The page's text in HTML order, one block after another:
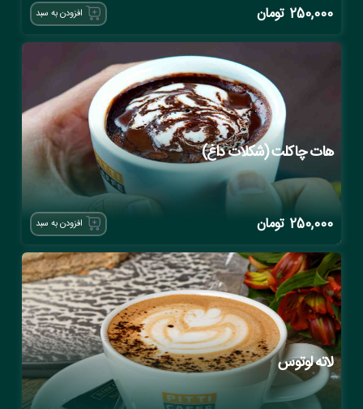
250,000 تومان افزودن به سبد
هات چاکلت (شکلات داغ)
250,000 تومان افزودن به سبد
لاته لوتوس